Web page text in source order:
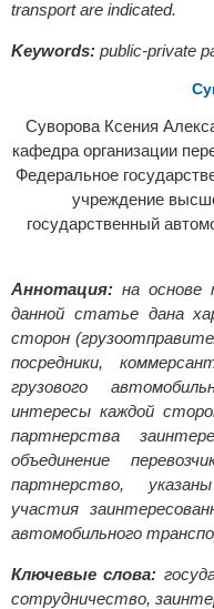
transport are indicated.
Keywords: public-private
Суворова Ксения
кафедра организации
Федеральное
учреждение
государственный
Аннотация: на основе
данной статье дана
сторон
посредники,
грузового
интересы каждой
партнерства
объединение
партнерство,
участия
автомобильного
Ключевые слова:
сотрудничество,